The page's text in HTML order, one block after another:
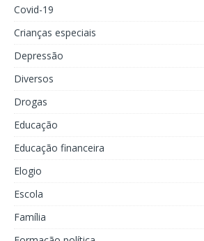
Covid-19
Crianças especiais
Depressão
Diversos
Drogas
Educação
Educação financeira
Elogio
Escola
Família